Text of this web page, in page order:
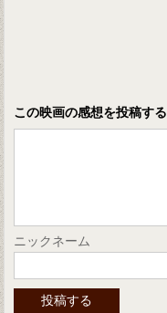
この映画の感想を投稿する
ニックネーム